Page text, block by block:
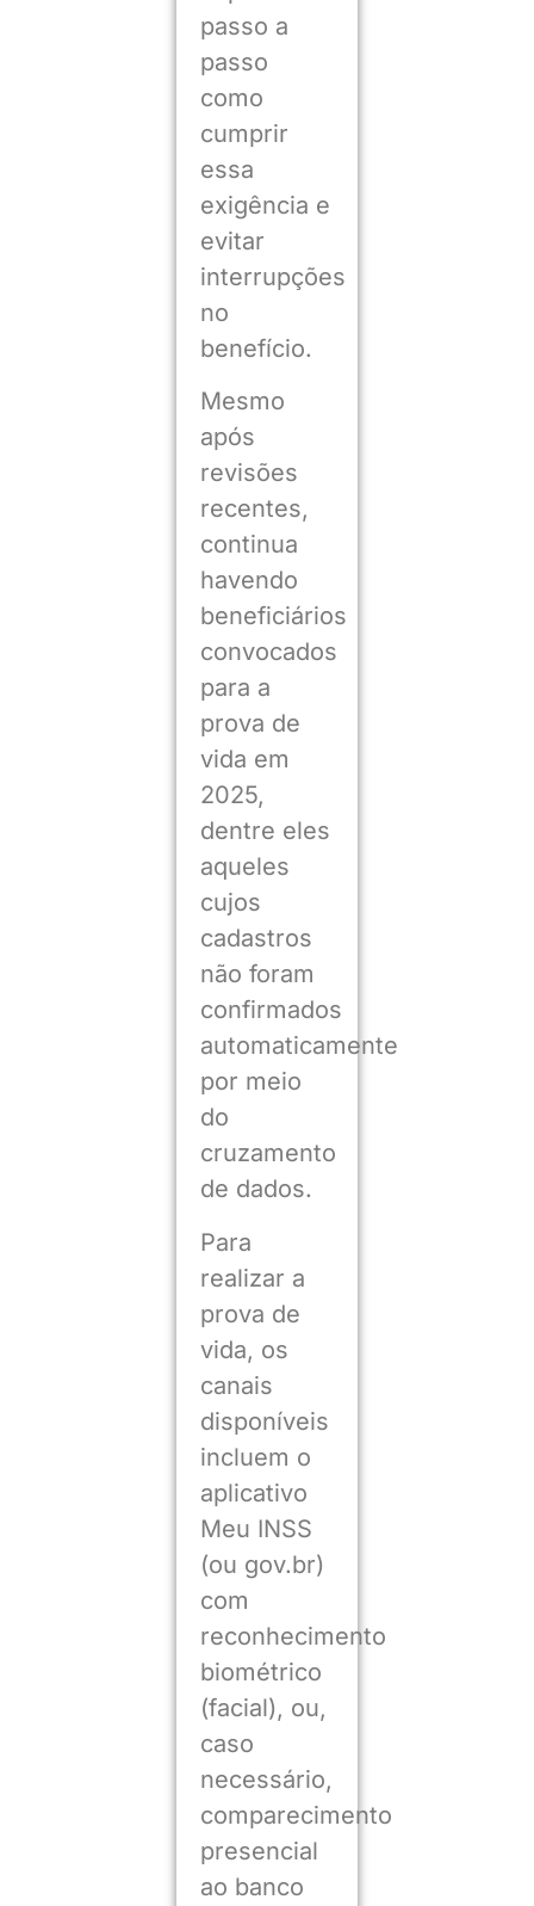
passo a
passo
como
cumprir
essa
exigência e
evitar
interrupções
no
benefício.
Mesmo
após
revisões
recentes,
continua
havendo
beneficiários
convocados
para a
prova de
vida em
2025,
dentre eles
aqueles
cujos
cadastros
não foram
confirmados
automaticamente
por meio
do
cruzamento
de dados.
Para
realizar a
prova de
vida, os
canais
disponíveis
incluem o
aplicativo
Meu INSS
(ou gov.br)
com
reconhecimento
biométrico
(facial), ou,
caso
necessário,
comparecimento
presencial
ao banco